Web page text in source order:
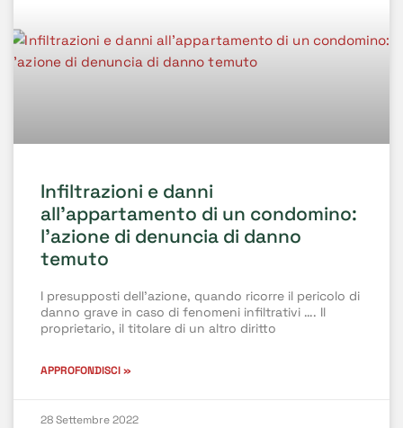
Infiltrazioni e danni
all’appartamento di un condomino:
l’azione di denuncia di danno
temuto
I presupposti dell’azione, quando ricorre il pericolo di
danno grave in caso di fenomeni infiltrativi …. Il
proprietario, il titolare di un altro diritto
APPROFONDISCI »
28 Settembre 2022